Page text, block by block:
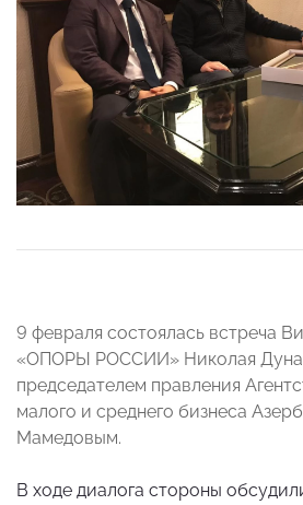
9 февраля состоялась встреча
«ОПОРЫ РОССИИ» Николая
председателем правления
малого и среднего бизнеса
Мамедовым.
В ходе диалога стороны